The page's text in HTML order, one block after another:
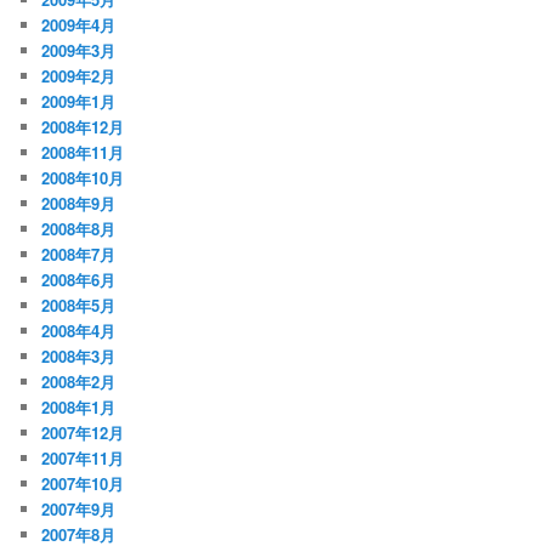
2009年4月
2009年3月
2009年2月
2009年1月
2008年12月
2008年11月
2008年10月
2008年9月
2008年8月
2008年7月
2008年6月
2008年5月
2008年4月
2008年3月
2008年2月
2008年1月
2007年12月
2007年11月
2007年10月
2007年9月
2007年8月